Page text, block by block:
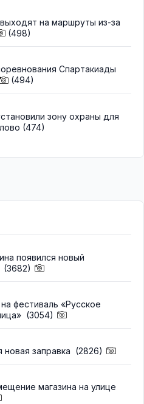
на маршруты из-за
(498)
Спартакиады
(494)
зону охраны для
(474)
появился новый
(3682)
фестиваль «Русское
(3054)
заправка (2826)
магазина на улице